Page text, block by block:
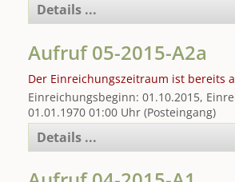
Details ...
Aufruf 05-2015-A2a
Der Einreichungszeitraum ist bereits
Einreichungsbeginn: 01.10.2015,
01.01.1970 01:00 Uhr (Posteingang)
Details ...